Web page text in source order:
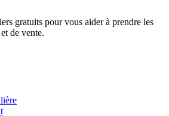
gratuits pour vous aider à prendre les
de vente.